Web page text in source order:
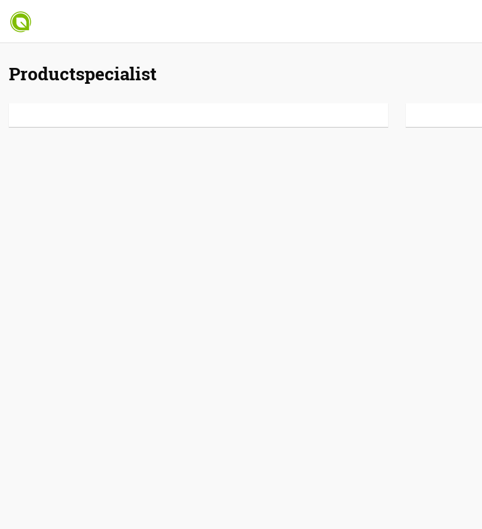
Productspecialist